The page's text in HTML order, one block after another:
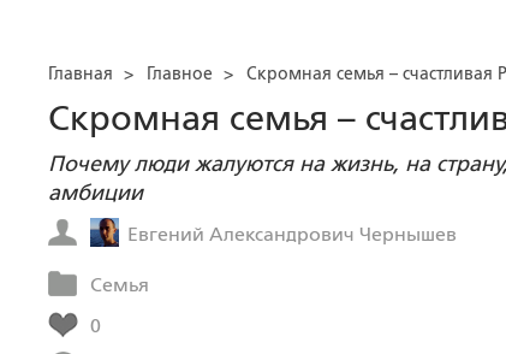
Главная > Главное > Скромная семья – счастливая
Скромная семья –
Почему люди жалуются на жизнь, на
амбиции
Евгений Александрович Чернышев
Семья
0